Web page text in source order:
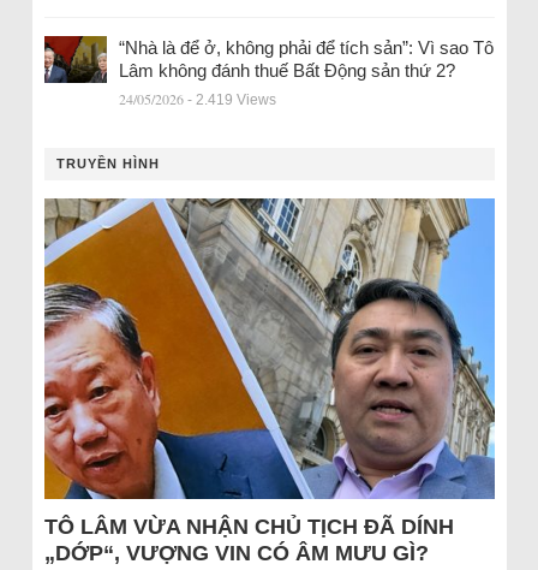
“Nhà là để ở, không phải để tích sản”: Vì sao Tô
Lâm không đánh thuế Bất Động sản thứ 2?
24/05/2026 - 2.419 Views
TRUYỀN HÌNH
TÔ LÂM VỪA NHẬN CHỦ TỊCH ĐÃ DÍNH
„DỚP“, VƯỢNG VIN CÓ ÂM MƯU GÌ?